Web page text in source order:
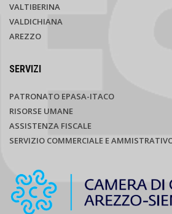
VALTIBERINA
VALDICHIANA
AREZZO
SERVIZI
PATRONATO EPASA-ITACO
RISORSE UMANE
ASSISTENZA FISCALE
SERVIZIO COMMERCIALE E